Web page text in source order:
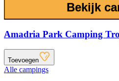
Bekijk
Amadria Park Camping
Toevoegen
Alle campings